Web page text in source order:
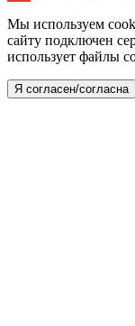
Мы используем
сайту подключен
использует файлы
Я согласен/согласна